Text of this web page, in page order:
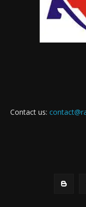
Contact us: